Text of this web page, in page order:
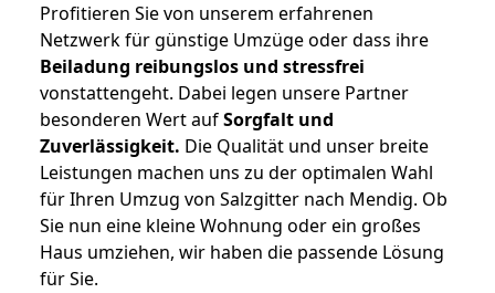
Profitieren Sie von unserem erfahrenen
Netzwerk für günstige Umzüge oder dass ihre
Beiladung reibungslos und stressfrei
vonstattengeht. Dabei legen unsere Partner
besonderen Wert aufSorgfalt und
Zuverlässigkeit. Die Qualität und unser breite
Leistungen machen uns zu der optimalen Wahl
für Ihren Umzug von Salzgitter nach Mendig. Ob
Sie nun eine kleine Wohnung oder ein großes
Haus umziehen, wir haben die passende Lösung
für Sie.